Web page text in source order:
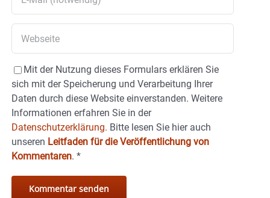
Mit der Nutzung dieses Formulars erklären Sie
sich mit der Speicherung und Verarbeitung Ihrer
Daten durch diese Website einverstanden. Weitere
Informationen erfahren Sie in der
Datenschutzerklärung. Bitte lesen Sie hier auch
unseren Leitfaden für die Veröffentlichung von
Kommentaren. *